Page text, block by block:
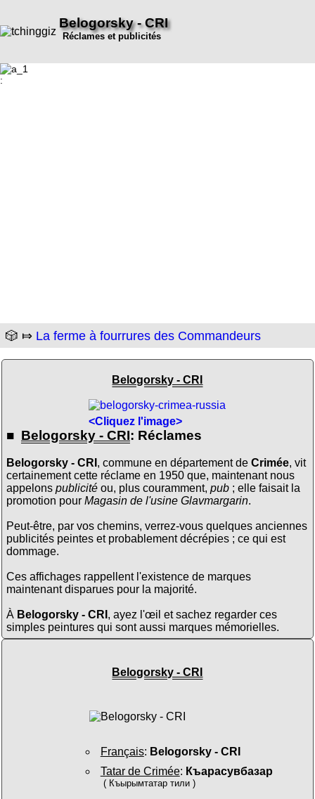
Belogorsky - CRI
Réclames et publicités
:
🎲 ⤇ La ferme à fourrures des Commandeurs
Belogorsky - CRI
<Cliquez l'image>
■ Belogorsky - CRI: Réclames
Belogorsky - CRI , commune en département de Crimée, vit
certainement cette réclame en 1950 que, maintenant nous
appelons publicitéou, plus couramment, pub; elle faisait la
promotion pour Magasin de l'usine Glavmargarin.
Peut-être, par vos chemins, verrez-vous quelques anciennes
publicités peintes et probablement décrépies ; ce qui est
dommage.
Ces affichages rappellent l'existence de marques
maintenant disparues pour la majorité.
À Belogorsky - CRI , ayez l'œil et sachez regarder ces
simples peintures qui sont aussi marques mémorielles.
Belogorsky - CRI
Français: Belogorsky - CRI
Tatar de Crimée: Къарасувбазар
( Къырымтатар тили )